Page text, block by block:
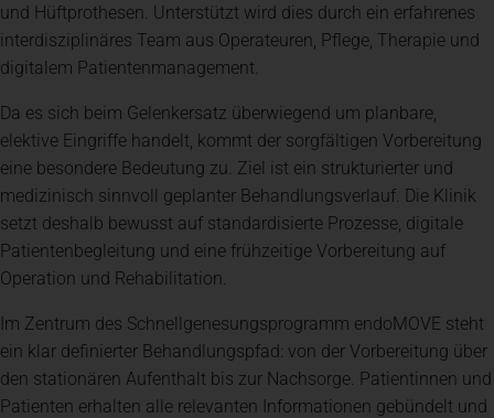
und Hüftprothesen. Unterstützt wird dies durch ein erfahrenes
interdisziplinäres Team aus Operateuren, Pflege, Therapie und
digitalem Patientenmanagement.
Da es sich beim Gelenkersatz überwiegend um planbare,
elektive Eingriffe handelt, kommt der sorgfältigen Vorbereitung
eine besondere Bedeutung zu. Ziel ist ein strukturierter und
medizinisch sinnvoll geplanter Behandlungsverlauf. Die Klinik
setzt deshalb bewusst auf standardisierte Prozesse, digitale
Patientenbegleitung und eine frühzeitige Vorbereitung auf
Operation und Rehabilitation.
Im Zentrum des Schnellgenesungsprogramm endoMOVE steht
ein klar definierter Behandlungspfad: von der Vorbereitung über
den stationären Aufenthalt bis zur Nachsorge. Patientinnen und
Patienten erhalten alle relevanten Informationen gebündelt und